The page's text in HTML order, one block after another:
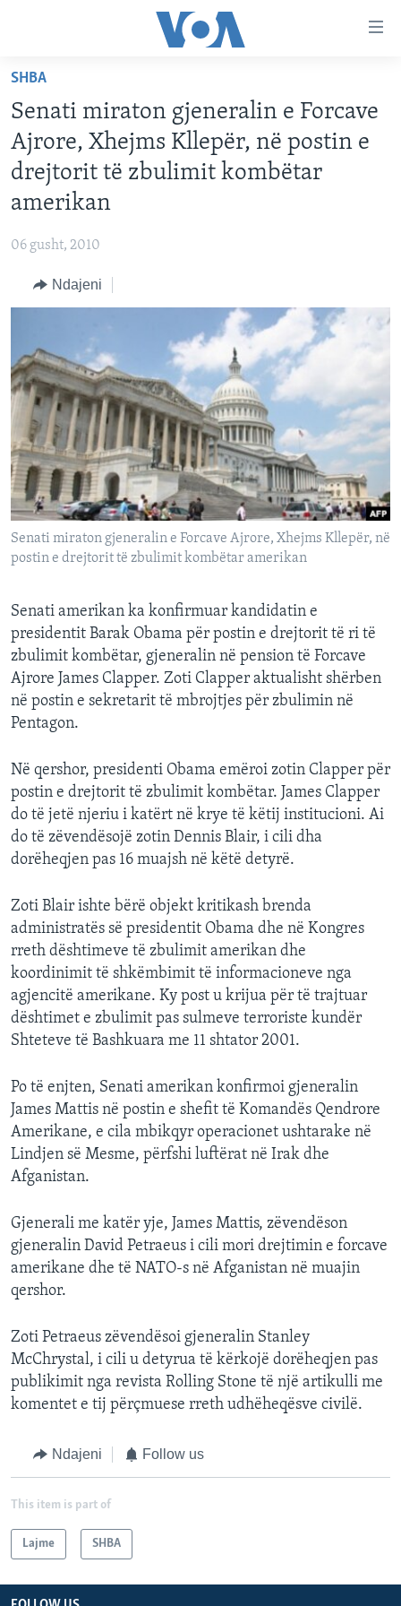
faqen
kryesore
Kalo
tek
faqja
kryesore
tek
AMERIKA
BALLKANI
BOTA
MJEDISI
SHKENCË DHE TEKNOLOGJI
SHËNDETËSI
INTERVISTA
DITARI
DITARI
Learning English
FOLLOW US
SHBA
Senati miraton gjeneralin e Forcave
Ajrore, Xhejms Kllepër, në postin e
drejtorit të zbulimit kombëtar
amerikan
06 gusht, 2010
Ndajeni
Senati miraton gjeneralin e Forcave Ajrore, Xhejms Kllepër, në
postin e drejtorit të zbulimit kombëtar amerikan
Senati amerikan ka konfirmuar kandidatin e
presidentit Barak Obama për postin e drejtorit të ri të
zbulimit kombëtar, gjeneralin në pension të Forcave
Ajrore James Clapper. Zoti Clapper aktualisht shërben
në postin e sekretarit të mbrojtjes për zbulimin në
Pentagon.
Në qershor, presidenti Obama emëroi zotin Clapper për
postin e drejtorit të zbulimit kombëtar. James Clapper
do të jetë njeriu i katërt në krye të këtij institucioni. Ai
do të zëvendësojë zotin Dennis Blair, i cili dha
dorëheqjen pas 16 muajsh në këtë detyrë.
Zoti Blair ishte bërë objekt kritikash brenda
administratës së presidentit Obama dhe në Kongres
rreth dështimeve të zbulimit amerikan dhe
koordinimit të shkëmbimit të informacioneve nga
agjencitë amerikane. Ky post u krijua për të trajtuar
dështimet e zbulimit pas sulmeve terroriste kundër
Shteteve të Bashkuara me 11 shtator 2001.
Po të enjten, Senati amerikan konfirmoi gjeneralin
James Mattis në postin e shefit të Komandës Qendrore
Amerikane, e cila mbikqyr operacionet ushtarake në
Lindjen së Mesme, përfshi luftërat në Irak dhe
Afganistan.
Gjenerali me katër yje, James Mattis, zëvendëson
gjeneralin David Petraeus i cili mori drejtimin e forcave
amerikane dhe të NATO-s në Afganistan në muajin
qershor.
Zoti Petraeus zëvendësoi gjeneralin Stanley
McChrystal, i cili u detyrua të kërkojë dorëheqjen pas
publikimit nga revista Rolling Stone të një artikulli me
komentet e tij përçmuese rreth udhëheqësve civilë.
Ndajeni Follow us
This item is part of
Lajme SHBA